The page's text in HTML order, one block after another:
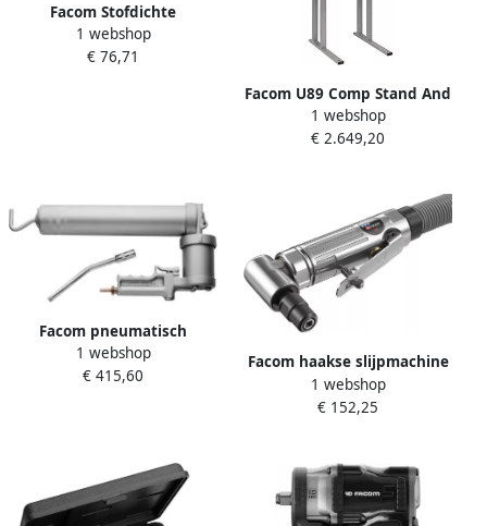
Facom Stofdichte
Uitschuifbare Ratel 1
2&apos;&apos; SXL.161PB
1 webshop
€ 76,71
Facom U89 Comp Stand And
J1J2J3 Jaws DLS.403
1 webshop
€ 2.649,20
Facom pneumatisch
vetpistool 379A
1 webshop
€ 415,60
Facom haakse slijpmachine
met klem 6 mm V.347F
1 webshop
€ 152,25